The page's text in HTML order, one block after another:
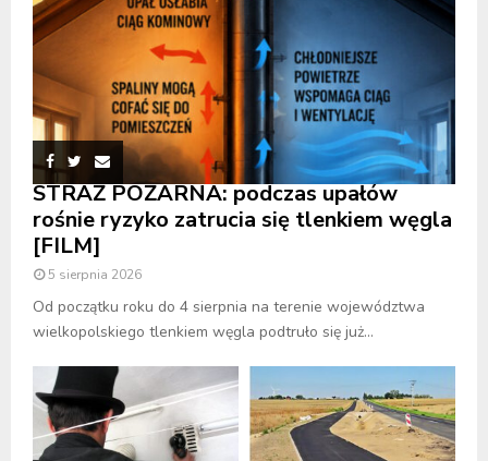
STRAŻ POŻARNA: podczas upałów
rośnie ryzyko zatrucia się tlenkiem węgla
[FILM]
5 sierpnia 2026
Od początku roku do 4 sierpnia na terenie województwa
wielkopolskiego tlenkiem węgla podtruło się już...